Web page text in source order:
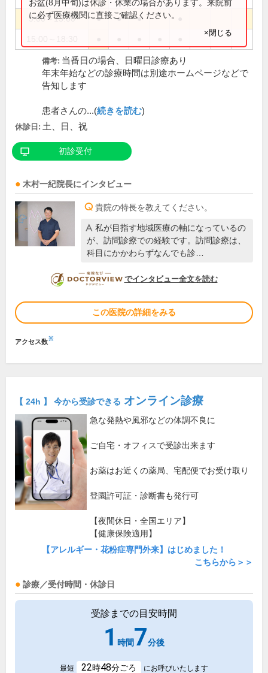
9:00～13:00 ● ● ●
お盆(8月中旬)は休診・休業の場合があります。来院前
に必ず医療機関に直接ご確認ください。
×閉じる
備考: 当番日の場合、日曜日診療あり
年末年始などの診療時間は別途ホームページなどで
告知します
患者さんの...(続きを読む)
休診日: 土、日、祝
初診受付
木村一紀院長にインタビュー
貴院の特長を教えてください。
私が目指す地域医療の軸になっているの
が、訪問診療での経験です。訪問診療は、
科目にかかわらずなんでも診…
DOCTORVIEW
でインタビュー全文を読む
この医院の詳細をみる
アクセス数※
【 24h 】 今から受診できる オンライン診療
急な発熱や風邪などの体調不良に
ご自宅・オフィスで受診出来ます
お薬はお近くの薬局、宅配便でお受け取り
登園許可証・診断書も発行可
【夜間休日・全国エリア】
【健康保険適用】
【アレルギー・花粉症専門外来】はじめました！
こちらから＞＞
診療／受付時間・休診日
受診までの目安時間
1 時間7分後
最短 22時48分ごろ にお呼びいたします